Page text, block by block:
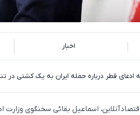
اخبار
قطر درباره حمله ایران به یک کشتی در
اسماعیل بقائی سخنگوی وزارت